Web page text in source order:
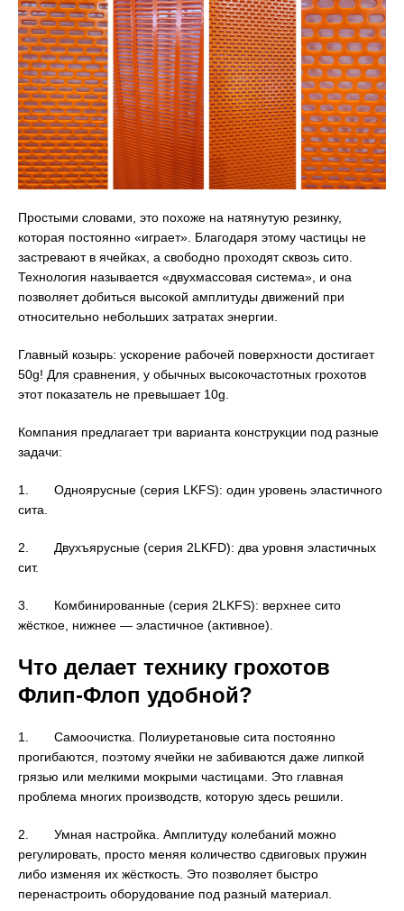
Простыми словами, это похоже на натянутую резинку,
которая постоянно «играет». Благодаря этому частицы не
застревают в ячейках, а свободно проходят сквозь сито.
Технология называется «двухмассовая система», и она
позволяет добиться высокой амплитуды движений при
относительно небольших затратах энергии.
Главный козырь: ускорение рабочей поверхности достигает
50g! Для сравнения, у обычных высокочастотных грохотов
этот показатель не превышает 10g.
Компания предлагает три варианта конструкции под разные
задачи:
1. Одноярусные (серия LKFS): один уровень эластичного
сита.
2. Двухъярусные (серия 2LKFD): два уровня эластичных
сит.
3. Комбинированные (серия 2LKFS): верхнее сито
жёсткое, нижнее — эластичное (активное).
Что делает технику грохотов
Флип-Флоп удобной?
1. Самоочистка. Полиуретановые сита постоянно
прогибаются, поэтому ячейки не забиваются даже липкой
грязью или мелкими мокрыми частицами. Это главная
проблема многих производств, которую здесь решили.
2. Умная настройка. Амплитуду колебаний можно
регулировать, просто меняя количество сдвиговых пружин
либо изменяя их жёсткость. Это позволяет быстро
перенастроить оборудование под разный материал.